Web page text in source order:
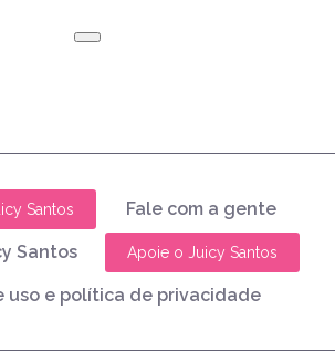
Santos Fale com a gente
Santos Apoie o Juicy Santos
uso e política de privacidade